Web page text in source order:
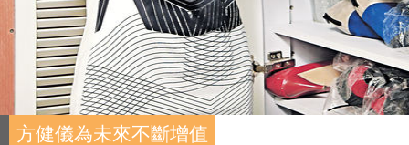
方健儀為未來不斷增值